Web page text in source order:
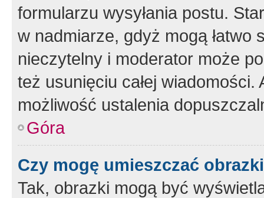
formularzu wysyłania postu.
w nadmiarze, gdyż mogą
nieczytelny i moderator może
też usunięciu całej
możliwość ustalenia
Góra
Czy mogę umieszczać
Tak, obrazki mogą być